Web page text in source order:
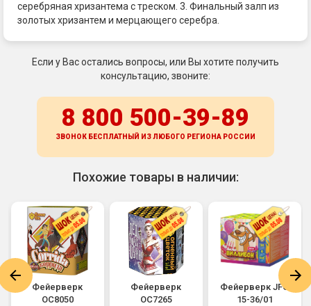
серебряная хризантема с треском. 3. Финальный залп из
золотых хризантем и мерцающего серебра.
Если у Вас остались вопросы, или Вы хотите получить
консультацию, звоните:
8 800 500-39-89
ЗВОНОК БЕСПЛАТНЫЙ ИЗ ЛЮБОГО РЕГИОНА РОССИИ
Похожие товары в наличии:
Фейерверк
ОС8050
Фейерверк
ОС7265
Фейерверк JFC
15-36/01